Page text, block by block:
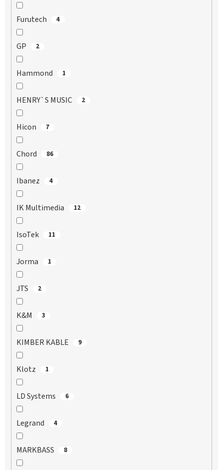
Furutech 4
GP 2
Hammond 1
HENRY`S MUSIC 2
Hicon 7
Chord 86
Ibanez 4
IK Multimedia 12
IsoTek 11
Jorma 1
JTS 2
K&M 3
KIMBER KABLE 9
Klotz 1
LD Systems 6
Legrand 4
MARKBASS 8